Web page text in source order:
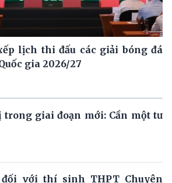
lịch thi đấu các giải bóng đá
gia 2026/27
giai đoạn mới: Cần một tư
với thí sinh THPT Chuyên